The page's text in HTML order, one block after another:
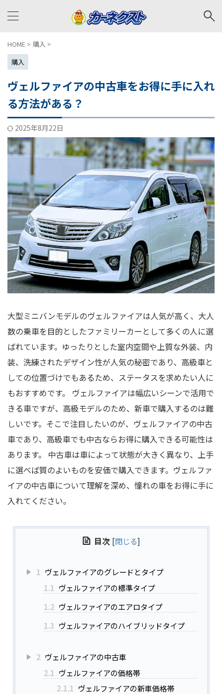
HOME > 購入 >
購入
ヴェルファイアの中古車をお得に手に入れ
る方法がある？
2025年8月22日
大型ミニバンモデルのヴェルファイアは人気が高く、大人
数の乗車を目的としたファミリーカーとして多くの人に選
ばれています。ゆったりとした室内空間や上質な外装、内
装、洗練されたデザイン性が人気の秘密であり、高級車と
しての位置づけでもあるため、ステータスを求めたい人に
もおすすめです。 ヴェルファイアは幅広いシーンで活用で
きる車ですが、高級モデルのため、新車で購入するのは難
しいです。そこで注目したいのが、ヴェルファイアの中古
車であり、高級車でも中古ならお得に購入できる可能性は
あります。 中古車は車によって状態が大きく異なり、上手
に選べば質のよいものを安価で購入できます。ヴェルファ
イアの中古車について理解を深め、憧れの車をお得に手に
入れてください。
目次 [閉じる]
1 ヴェルファイアのグレードとタイプ
1.1 ヴェルファイアの標準タイプ
1.2 ヴェルファイアのエアロタイプ
1.3 ヴェルファイアのハイブリッドタイプ
2 ヴェルファイアの中古車
2.1 ヴェルファイアの価格帯
2.1.1 ヴェルファイアの新車価格帯